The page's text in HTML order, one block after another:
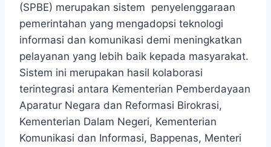
(SPBE) merupakan sistem penyelenggaraan
pemerintahan yang mengadopsi teknologi
informasi dan komunikasi demi meningkatkan
pelayanan yang lebih baik kepada masyarakat.
Sistem ini merupakan hasil kolaborasi
terintegrasi antara Kementerian Pemberdayaan
Aparatur Negara dan Reformasi Birokrasi,
Kementerian Dalam Negeri, Kementerian
Komunikasi dan Informasi, Bappenas, Menteri